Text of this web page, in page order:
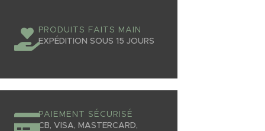
PRODUITS FAITS MAIN
EXPÉDITION SOUS 15 JOURS
PAIEMENT SÉCURISÉ
CB, VISA, MASTERCARD,